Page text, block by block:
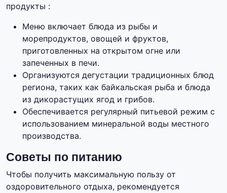
продукты :
Меню включает блюда из рыбы и
морепродуктов, овощей и фруктов,
приготовленных на открытом огне или
запеченных в печи.
Организуются дегустации традиционных блюд
региона, таких как байкальская рыба и блюда
из дикорастущих ягод и грибов.
Обеспечивается регулярный питьевой режим с
использованием минеральной воды местного
производства.
Советы по питанию
Чтобы получить максимальную пользу от
оздоровительного отдыха, рекомендуется